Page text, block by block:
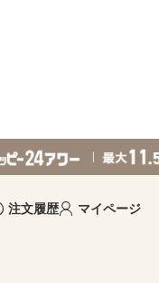
注文履歴 マイページ